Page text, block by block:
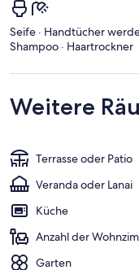
Seife · Handtücher
Shampoo · Haartrockner
Weitere
Terrasse oder Patio
Veranda oder Lanai
Küche
Anzahl der
Garten